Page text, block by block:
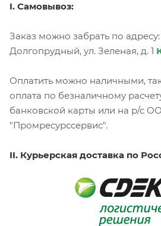
I. Самовывоз:
Заказ можно забрать по
Долгопрудный, ул. Зеленая, д. 1
Оплатить можно наличными,
оплата по безналичному
банковской карты или на р/с
"Промресурссервис".
II. Курьерская доставка по